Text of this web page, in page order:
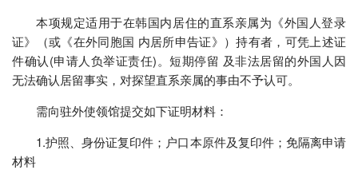
本项规定适用于在韩国内居住的直系亲属为《外国人登录
证》（或《在外同胞国 内居所申告证》）持有者，可凭上述证
件确认(申请人负举证责任)。短期停留 及非法居留的外国人因
无法确认居留事实，对探望直系亲属的事由不予认可。
需向驻外使领馆提交如下证明材料：
1.护照、身份证复印件；户口本原件及复印件；免隔离申请
材料